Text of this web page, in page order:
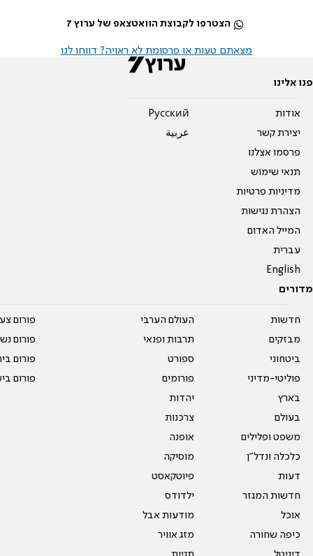
הצטרפו לקבוצת הוואטצאפ של ערוץ 7
מצאתם טעות או פרסומת לא ראויה? דווחו לנו
פנו אלינו
אודות
יצירת קשר
פרסמו אצלנו
תנאי שימוש
מדיניות פרטיות
הצהרת נגישות
המייל האדום
עברית
English
Pусский
عربية
מדורים
חדשות
מבזקים
ביטחוני
פוליטי-מדיני
בארץ
בעולם
משפט ופלילים
כלכלה ונדל"ן
דעות
חדשות המגזר
אוכל
כיפה שחורה
העולם הערבי
תרבות ופנאי
ספורט
פורומים
יהדות
צרכנות
אופנה
מוסיקה
פיוטקאסט
ילדודס
מודעות אבל
מזג אוויר
פורום
פורום
פורום
פורום